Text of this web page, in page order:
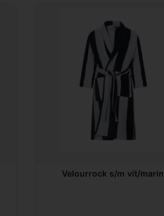
Velourrock s/m vit/marin